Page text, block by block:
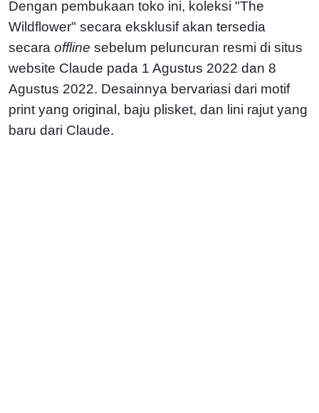
Dengan pembukaan toko ini, koleksi "The
Wildflower" secara eksklusif akan tersedia
secara offline sebelum peluncuran resmi di situs
website Claude pada 1 Agustus 2022 dan 8
Agustus 2022. Desainnya bervariasi dari motif
print yang original, baju plisket, dan lini rajut yang
baru dari Claude.